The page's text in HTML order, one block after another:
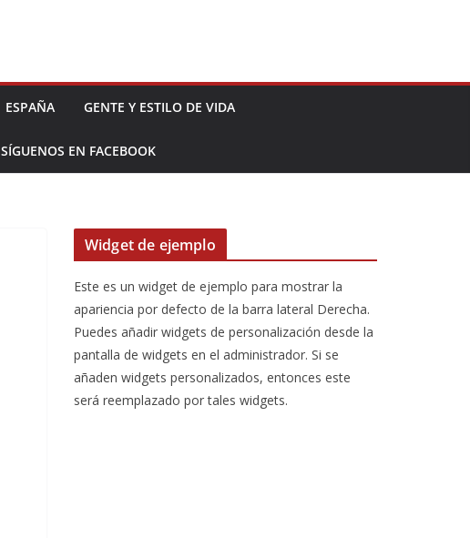
ESPAÑA GENTE Y ESTILO DE VIDA
SÍGUENOS EN FACEBOOK
Widget de ejemplo
Este es un widget de ejemplo para mostrar la
apariencia por defecto de la barra lateral Derecha.
Puedes añadir widgets de personalización desde la
pantalla de widgets en el administrador. Si se
añaden widgets personalizados, entonces este
será reemplazado por tales widgets.